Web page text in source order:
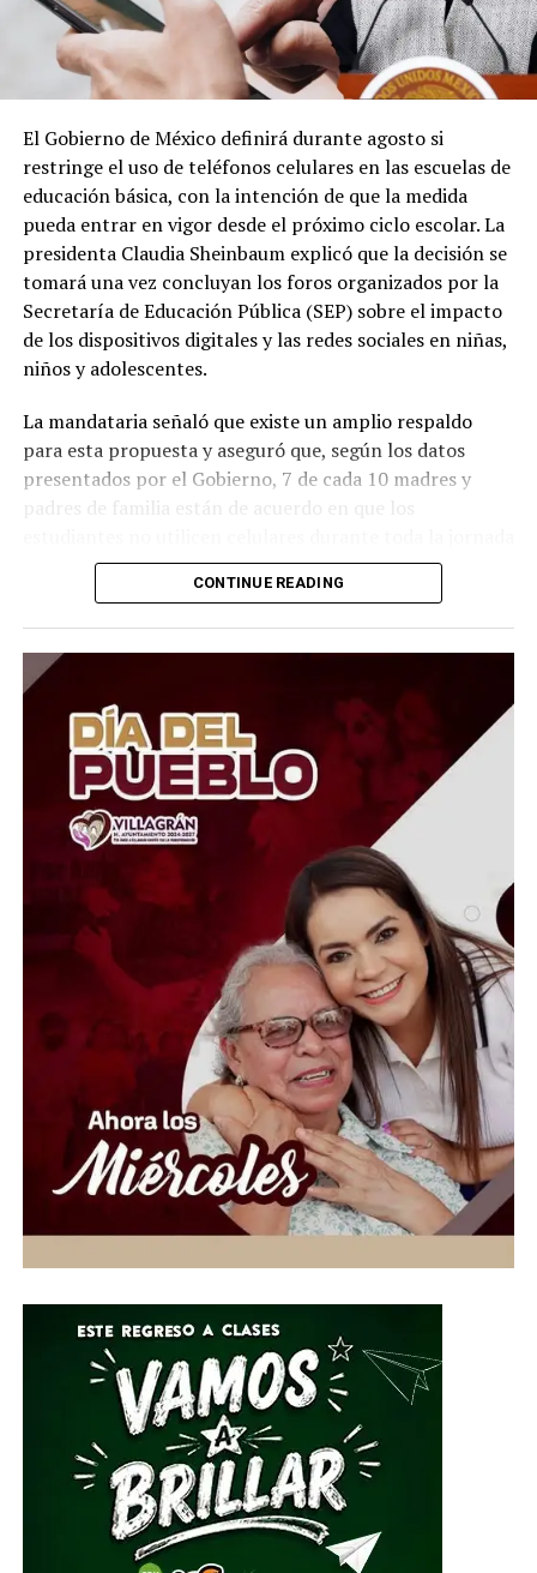
El Gobierno de México definirá durante agosto si
restringe el uso de teléfonos celulares en las escuelas de
educación básica, con la intención de que la medida
pueda entrar en vigor desde el próximo ciclo escolar. La
presidenta Claudia Sheinbaum explicó que la decisión se
tomará una vez concluyan los foros organizados por la
Secretaría de Educación Pública (SEP) sobre el impacto
de los dispositivos digitales y las redes sociales en niñas,
niños y adolescentes.
La mandataria señaló que existe un amplio respaldo
para esta propuesta y aseguró que, según los datos
presentados por el Gobierno, 7 de cada 10 madres y
padres de familia están de acuerdo en que los
escolar. El objetivo, explicó, es reducir distracciones y
favorecer el aprendizaje en las aulas.
Durante los foros también participó el psicólogo social
Jonathan Haidt, quien recomendó retirar los teléfonos
inteligentes de las escuelas y propuso fijar en 16 años la
edad mínima para abrir cuentas en redes sociales. El
especialista advirtió sobre los efectos que el uso excesivo
de estas plataformas puede tener en el desarrollo y
bienestar de los menores.
Por ahora no existe una prohibición definitiva, pero la
SEP continuará dialogando con docentes, estudiantes y
familias antes de tomar una decisión. Si la medida es
aprobada, México podría sumarse a otros países que ya
han establecido restricciones al uso de celulares dentro
de los planteles educativos.
CONTINUE READING